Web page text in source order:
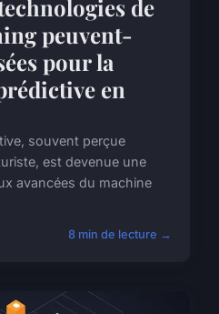
de
peuvent-
pour la
en
souvent perçue
est devenue une
avancées du machine
8 min de lecture →